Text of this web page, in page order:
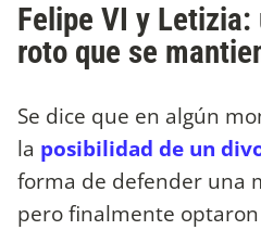
Felipe VI y
roto que se
Se dice que en algún
la posibilidad de un
forma de defender una
pero finalmente